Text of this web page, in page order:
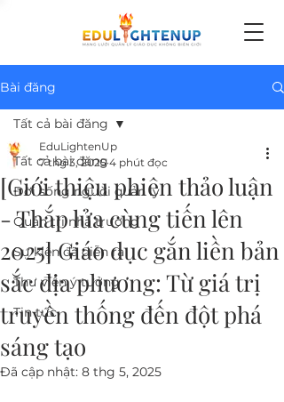
Bài đăng
Tất cả bài đăng
Đời sống người quản lý
Quản trị nhà trường
Sự kiện đã diễn ra
Thư viện ý tưởng
Tin tức
Tất cả bài đăng
[Giới thiệu phiên thảo luận
- Thắp lửa cùng tiến lên
2025] Giáo dục gắn liền bản
sắc địa phương: Từ giá trị
truyền thống đến đột phá
sáng tạo
EduLightenUp
7 thg 3, 2025 4 phút đọc
Đã cập nhật: 8 thg 5, 2025